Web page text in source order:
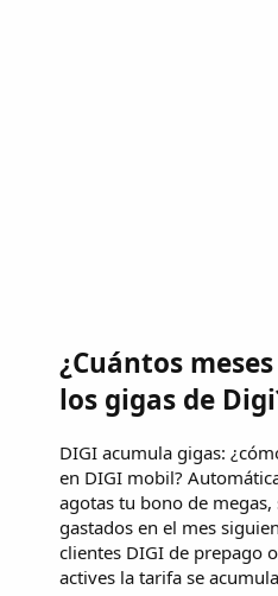
¿Cuántos
los gigas de
DIGI acumula gigas:
en DIGI mobil?
agotas tu bono de
gastados en el mes
clientes DIGI de prepago
actives la tarifa se